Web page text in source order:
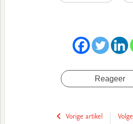
Reageer
Vorige artikel